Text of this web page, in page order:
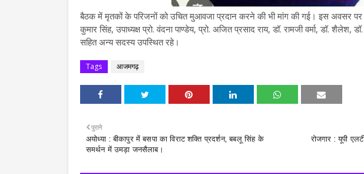
बैठक में मृतकों के परिजनों को उचित मुआवजा प्रदान करने की भी मांग की गई। इस अवसर पर
कुमार सिंह, उपाध्यक्ष प्रो. वंदना पाण्डेय, प्रो. अजित प्रसाद राय, डॉ. रामजी वर्मा, डॉ. शैलेश,
सहित अन्य सदस्य उपस्थित रहे।
Tags आजमगढ़
रोजगार : यूपी
पुराने
अयोध्या : बीकापुर में बसपा का विराट शक्ति प्रदर्शन, बबलू सिंह के
समर्थन में उमड़ा जनसैलाब।